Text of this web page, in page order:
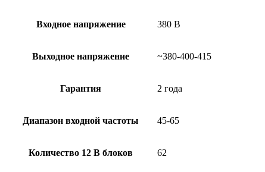
Входное напряжение 380 В
Выходное напряжение ~380-400-415
Гарантия 2 года
Диапазон входной частоты 45-65
Количество 12 В блоков 62